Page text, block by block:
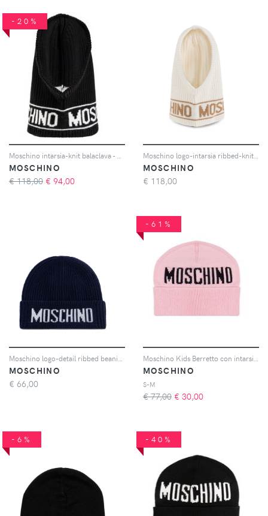
-20%
MOSCHINO
€ 118,00 € 94,00
MOSCHINO
€ 118,00
MOSCHINO
€ 66,00
-61%
MOSCHINO
S-M
€ 77,00 € 30,00
-6% -40%